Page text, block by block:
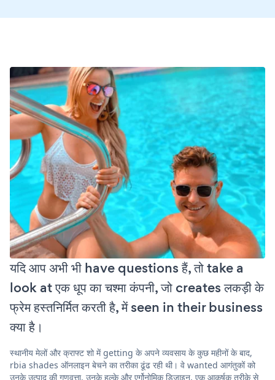
यदि आप अभी भी have questions हैं, तो take a
look at एक धूप का चश्मा कंपनी, जो creates लकड़ी के
फ्रेम हस्तनिर्मित करती है, में seen in their business
क्या है।
स्थानीय मेलों और क्राफ्ट शो में getting के अपने व्यवसाय के कुछ महीनों के बाद,
rbia shades ऑनलाइन बेचने का तरीका ढूंढ रही थी। वे wanted आगंतुकों को
उनके उत्पाद की गुणवत्ता, उनके हल्के और एर्गोनोमिक डिज़ाइन, एक आकर्षक तरीके से